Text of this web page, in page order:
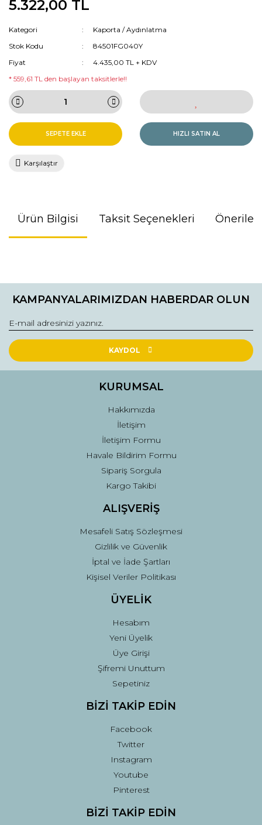
5.322,00 TL
Kategori
Kaporta / Aydınlatma
Stok Kodu
84501FG040Y
Fiyat
4.435,00 TL + KDV
* 559,61 TL den başlayan taksitlerle!!
SEPETE EKLE HIZLI SATIN AL
Karşılaştır
Ürün Bilgisi Taksit Seçenekleri
konularda yetersiz gördüğünüz noktaları öneri formunu
Görüş ve önerileriniz için teşekkür ederiz.
Ürün resmi kalitesiz, bozuk veya görüntülenemiyor.
Ürün açıklamasında eksik bilgiler bulunuyor.
Ürün fiyatı diğer sitelerden daha pahalı.
Gönder
KAMPANYALARIMIZDAN HABERDAR OLUN
KAYDOL
KURUMSAL
Hakkımızda
İletişim
İletişim Formu
Havale Bildirim Formu
Sipariş Sorgula
Kargo Takibi
ALIŞVERİŞ
Mesafeli Satış Sözleşmesi
Gizlilik ve Güvenlik
İptal ve İade Şartları
Kişisel Veriler Politikası
ÜYELİK
Hesabım
Yeni Üyelik
Üye Girişi
Şifremi Unuttum
Sepetiniz
BİZİ TAKİP EDİN
Facebook
Twitter
Instagram
Youtube
Pinterest
BİZİ TAKİP EDİN